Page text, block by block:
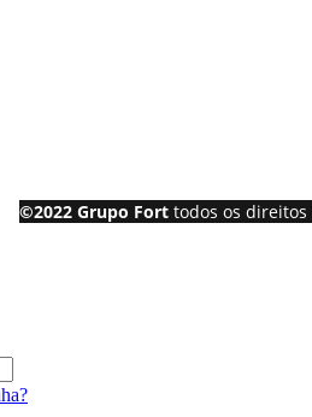
©2022 Grupo Forttodos os direitos